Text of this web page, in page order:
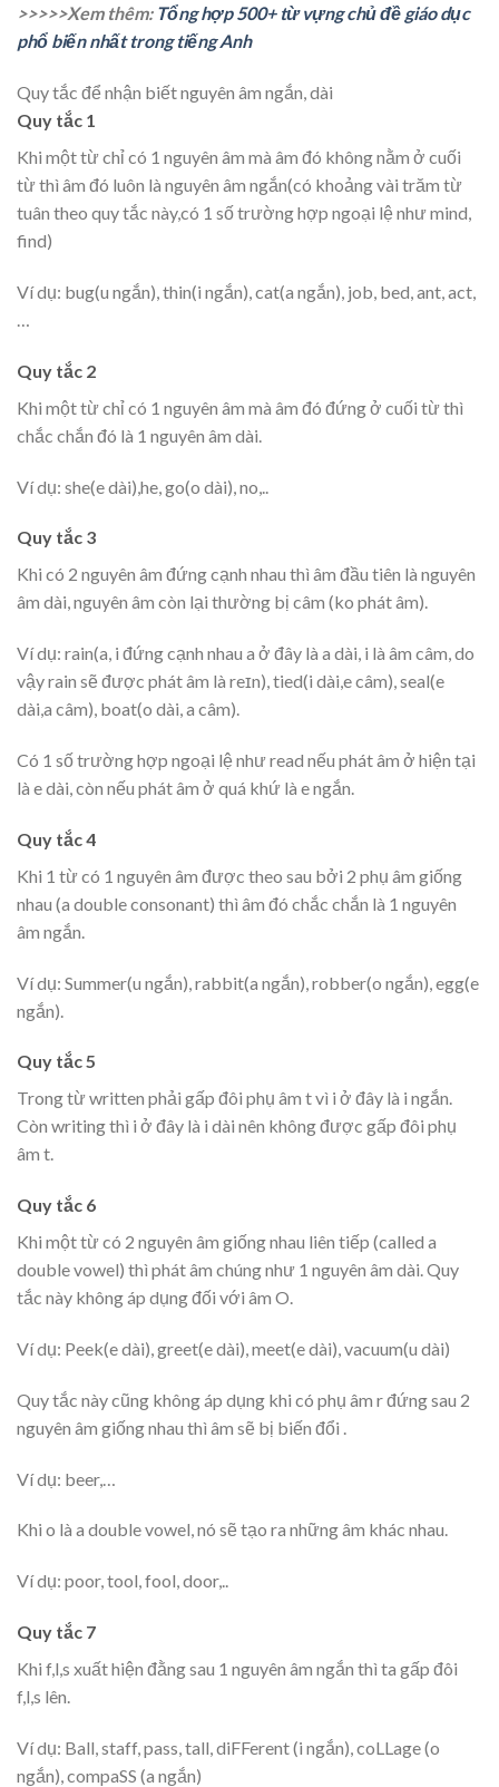
>>>>>Xem thêm: Tổng hợp 500+ từ vựng chủ đề giáo dục
phổ biến nhất trong tiếng Anh
Quy tắc để nhận biết nguyên âm ngắn, dài
Quy tắc 1
Khi một từ chỉ có 1 nguyên âm mà âm đó không nằm ở cuối
từ thì âm đó luôn là nguyên âm ngắn(có khoảng vài trăm từ
tuân theo quy tắc này,có 1 số trường hợp ngoại lệ như mind,
find)
Ví dụ: bug(u ngắn), thin(i ngắn), cat(a ngắn), job, bed, ant, act,
…
Quy tắc 2
Khi một từ chỉ có 1 nguyên âm mà âm đó đứng ở cuối từ thì
chắc chắn đó là 1 nguyên âm dài.
Ví dụ: she(e dài),he, go(o dài), no,..
Quy tắc 3
Khi có 2 nguyên âm đứng cạnh nhau thì âm đầu tiên là nguyên
âm dài, nguyên âm còn lại thường bị câm (ko phát âm).
Ví dụ: rain(a, i đứng cạnh nhau a ở đây là a dài, i là âm câm, do
vậy rain sẽ được phát âm là reɪn), tied(i dài,e câm), seal(e
dài,a câm), boat(o dài, a câm).
Có 1 số trường hợp ngoại lệ như read nếu phát âm ở hiện tại
là e dài, còn nếu phát âm ở quá khứ là e ngắn.
Quy tắc 4
Khi 1 từ có 1 nguyên âm được theo sau bởi 2 phụ âm giống
nhau (a double consonant) thì âm đó chắc chắn là 1 nguyên
âm ngắn.
Ví dụ: Summer(u ngắn), rabbit(a ngắn), robber(o ngắn), egg(e
ngắn).
Quy tắc 5
Trong từ written phải gấp đôi phụ âm t vì i ở đây là i ngắn.
Còn writing thì i ở đây là i dài nên không được gấp đôi phụ
âm t.
Quy tắc 6
Khi một từ có 2 nguyên âm giống nhau liên tiếp (called a
double vowel) thì phát âm chúng như 1 nguyên âm dài. Quy
tắc này không áp dụng đối với âm O.
Ví dụ: Peek(e dài), greet(e dài), meet(e dài), vacuum(u dài)
Quy tắc này cũng không áp dụng khi có phụ âm r đứng sau 2
nguyên âm giống nhau thì âm sẽ bị biến đổi .
Ví dụ: beer,…
Khi o là a double vowel, nó sẽ tạo ra những âm khác nhau.
Ví dụ: poor, tool, fool, door,..
Quy tắc 7
Khi f,l,s xuất hiện đằng sau 1 nguyên âm ngắn thì ta gấp đôi
f,l,s lên.
Ví dụ: Ball, staff, pass, tall, diFFerent (i ngắn), coLLage (o
ngắn), compaSS (a ngắn)